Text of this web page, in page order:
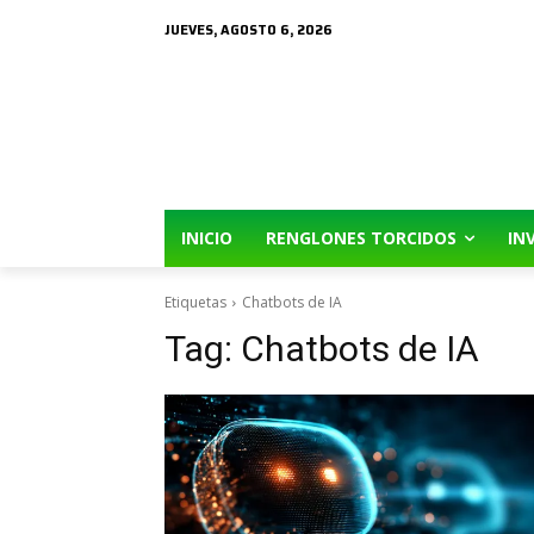
JUEVES, AGOSTO 6, 2026
INICIO RENGLONES TORCIDOS
Etiquetas Chatbots de IA
Tag: Chatbots de IA